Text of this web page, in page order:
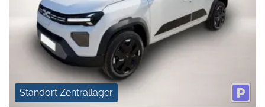
Standort Zentrallager